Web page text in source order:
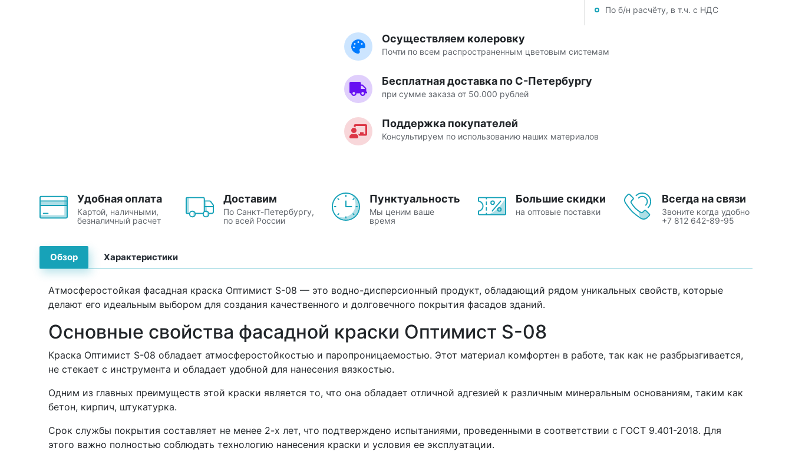
По б/н расчёту, в т.ч. с НДС
Осуществляем колеровку
Почти по всем распространенным цветовым системам
Бесплатная доставка по С-Петербургу
при сумме заказа от 50.000 рублей
Поддержка покупателей
Консультируем по использованию наших материалов
Удобная оплата
Картой, наличными,
безналичный расчет
Доставим
По Санкт-Петербургу,
по всей России
Пунктуальность
Мы ценим ваше
время
Большие скидки
на оптовые поставки
Всегда на связи
Звоните когда удобно
+7 812 642-89-95
Обзор Характеристики
Атмосферостойкая фасадная краска Оптимист S-08 — это водно-дисперсионный продукт, обладающий рядом уникальных свойств, которые
делают его идеальным выбором для создания качественного и долговечного покрытия фасадов зданий.
Основные свойства фасадной краски Оптимист S-08
Краска Оптимист S-08 обладает атмосферостойкостью и паропроницаемостью. Этот материал комфортен в работе, так как не разбрызгивается,
не стекает с инструмента и обладает удобной для нанесения вязкостью.
Одним из главных преимуществ этой краски является то, что она обладает отличной адгезией к различным минеральным основаниям, таким как
бетон, кирпич, штукатурка.
Срок службы покрытия составляет не менее 2-х лет, что подтверждено испытаниями, проведенными в соответствии с ГОСТ 9.401-2018. Для
этого важно полностью соблюдать технологию нанесения краски и условия ее эксплуатации.